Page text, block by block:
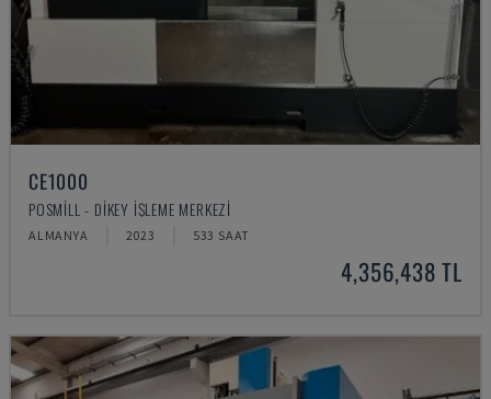
CE1000
POSMILL - DIKEY İŞLEME MERKEZI
ALMANYA 2023 533 SAAT
4,356,438 TL